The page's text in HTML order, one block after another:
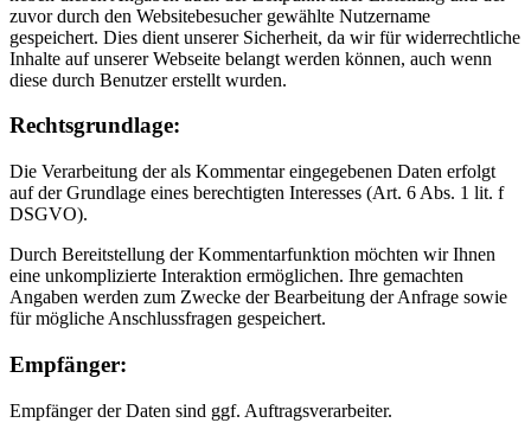
zuvor durch den Websitebesucher gewählte Nutzername
gespeichert. Dies dient unserer Sicherheit, da wir für widerrechtliche
Inhalte auf unserer Webseite belangt werden können, auch wenn
diese durch Benutzer erstellt wurden.
Rechtsgrundlage:
Die Verarbeitung der als Kommentar eingegebenen Daten erfolgt
auf der Grundlage eines berechtigten Interesses (Art. 6 Abs. 1 lit. f
DSGVO).
Durch Bereitstellung der Kommentarfunktion möchten wir Ihnen
eine unkomplizierte Interaktion ermöglichen. Ihre gemachten
Angaben werden zum Zwecke der Bearbeitung der Anfrage sowie
für mögliche Anschlussfragen gespeichert.
Empfänger:
Empfänger der Daten sind ggf. Auftragsverarbeiter.